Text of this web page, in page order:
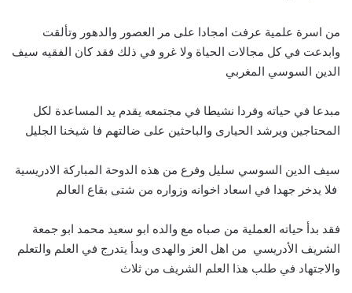
من اسرة علمية عرفت امجادا على مر العصور والدهور وتألقت
وابدعت في كل مجالات الحياة ولا غرو في ذلك فقد كان الفقيه سيف
الدين السوسي المغربي
مبدعا في حياته وفردا نشيطا في مجتمعه يقدم يد المساعدة لكل
المحتاجين ويرشد الحيارى والباحثين على ضالتهم فا شيخنا الجليل
سيف الدين السوسي سليل وفرع من هذه الدوحة المباركة الادريسية
فلا يدخر جهدا في اسعاد اخوانه وزواره من شتى بقاع العالم
فقد بدأ حياته العملية من صباه مع والده ابو سعيد محمد ابو جمعة
الشريف الأدريسي من اهل العز والهدى وبدأ يتدرج في العلم والتعلم
والاجتهاد في طلب هذا العلم الشريف من ثلاث